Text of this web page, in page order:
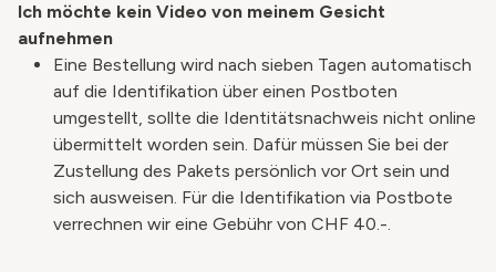
Ich möchte kein Video von meinem Gesicht
aufnehmen
Eine Bestellung wird nach sieben Tagen automatisch
auf die Identifikation über einen Postboten
umgestellt, sollte die Identitätsnachweis nicht online
übermittelt worden sein. Dafür müssen Sie bei der
Zustellung des Pakets persönlich vor Ort sein und
sich ausweisen. Für die Identifikation via Postbote
verrechnen wir eine Gebühr von CHF 40.-.